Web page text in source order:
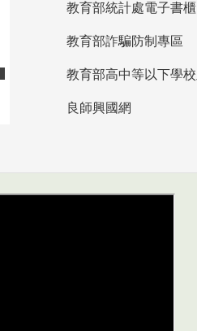
教育部統計處電子書櫃
教育部詐騙防制專區
良師興國網